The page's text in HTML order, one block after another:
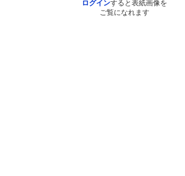
ログインすると表紙画像を
ご覧になれます